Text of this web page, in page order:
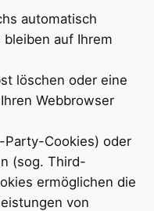
automatisch
auf Ihrem
löschen oder eine
Webbrowser
Party-Cookies) oder
(sog. Third-
ermöglichen die
von